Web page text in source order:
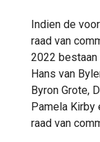
Indien de
raad van
2022 bestaan
Hans van
Byron Grote,
Pamela Kirby
raad van